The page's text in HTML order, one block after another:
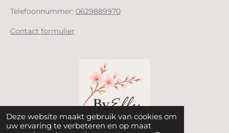
Deze website maakt gebruik van cookies om
uw ervaring te verbeteren en op maat
Telefoonnummer: 0629889970
Contact formulier